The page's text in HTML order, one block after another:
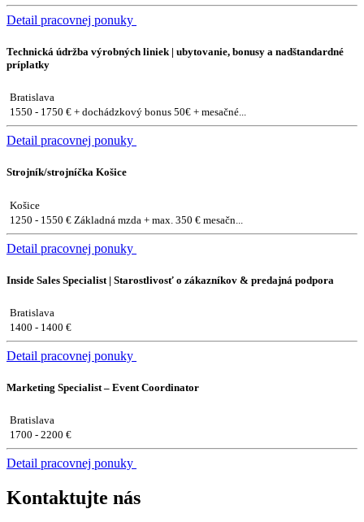
Detail pracovnej ponuky
Technická údržba výrobných liniek | ubytovanie, bonusy a nadštandardné
príplatky
Bratislava
1550 - 1750 € + dochádzkový bonus 50€ + mesačné...
Detail pracovnej ponuky
Strojník/strojníčka Košice
Košice
1250 - 1550 € Základná mzda + max. 350 € mesačn...
Detail pracovnej ponuky
Inside Sales Specialist | Starostlivosť o zákazníkov & predajná podpora
Bratislava
1400 - 1400 €
Detail pracovnej ponuky
Marketing Specialist – Event Coordinator
Bratislava
1700 - 2200 €
Detail pracovnej ponuky
Kontaktujte nás